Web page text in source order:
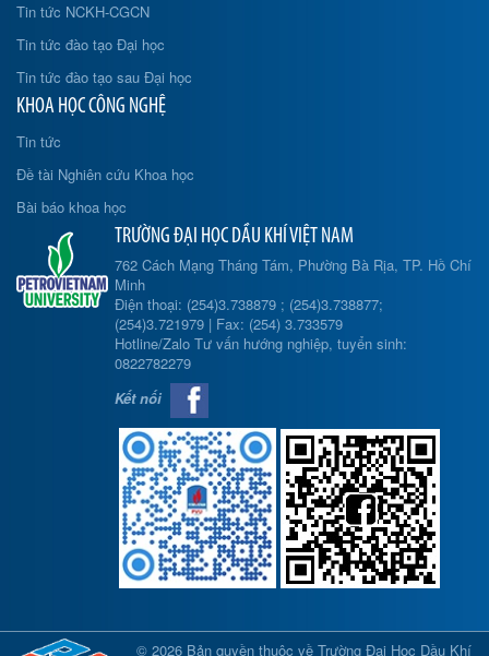
Tin tức NCKH-CGCN
Tin tức đào tạo Đại học
Tin tức đào tạo sau Đại học
KHOA HỌC CÔNG NGHỆ
Tin tức
Đề tài Nghiên cứu Khoa học
Bài báo khoa học
TRƯỜNG ĐẠI HỌC DẦU KHÍ VIỆT NAM
762 Cách Mạng Tháng Tám, Phường Bà Rịa, TP. Hồ Chí
Minh
Điện thoại: (254)3.738879 ; (254)3.738877;
(254)3.721979 | Fax: (254) 3.733579
Hotline/Zalo Tư vấn hướng nghiệp, tuyển sinh:
0822782279
Kết nối
© 2026 Bản quyền thuộc về Trường Đại Học Dầu Khí